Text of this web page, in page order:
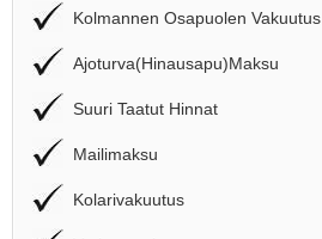
Kolmannen Osapuolen Vakuutus
Ajoturva(Hinausapu)Maksu
Suuri Taatut Hinnat
Mailimaksu
Kolarivakuutus